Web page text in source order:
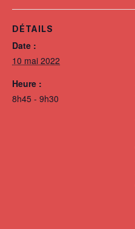
DÉTAILS
Date :
10 mai 2022
Heure :
8h45 - 9h30